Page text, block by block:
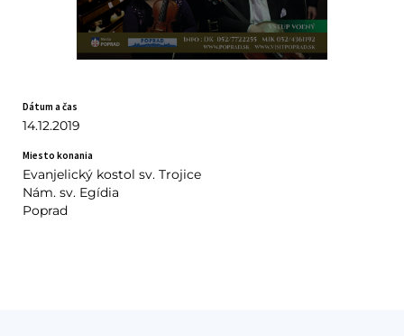
Dátum a čas
14.12.2019
Miesto konania
Evanjelický kostol sv. Trojice
Nám. sv. Egídia
Poprad